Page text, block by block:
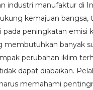
industri manufaktur di
kemajuan bangsa,
pada peningkatan emisi
membutuhkan banyak
perubahan iklim
dapat diabaikan.
memahami